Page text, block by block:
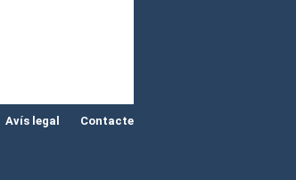
Avís legal Contacte